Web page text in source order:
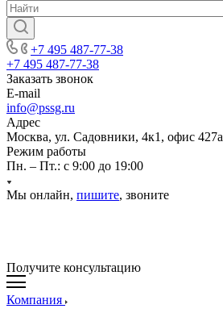
+7 495 487-77-38
+7 495 487-77-38
Заказать звонок
E-mail
info@pssg.ru
Адрес
Москва, ул. Садовники, 4к1, офис 427а
Режим работы
Пн. – Пт.: с 9:00 до 19:00
Мы онлайн, пишите, звоните
Получите консультацию
Компания